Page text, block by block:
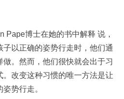
Pape博士在她的书中解释 说，
以正确的姿势行走时，他们通
。然而，他们很快就会出于习
改变这种习惯的唯一方法是让
势行走。